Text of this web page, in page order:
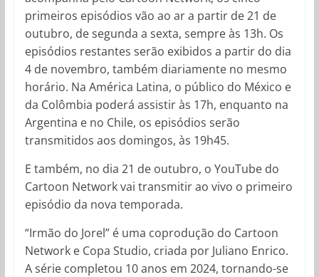
primeiros episódios vão ao ar a partir de 21 de
outubro, de segunda a sexta, sempre às 13h. Os
episódios restantes serão exibidos a partir do dia
4 de novembro, também diariamente no mesmo
horário. Na América Latina, o público do México e
da Colômbia poderá assistir às 17h, enquanto na
Argentina e no Chile, os episódios serão
transmitidos aos domingos, às 19h45.
E também, no dia 21 de outubro, o YouTube do
Cartoon Network vai transmitir ao vivo o primeiro
episódio da nova temporada.
“Irmão do Jorel” é uma coprodução do Cartoon
Network e Copa Studio, criada por Juliano Enrico.
A série completou 10 anos em 2024, tornando-se